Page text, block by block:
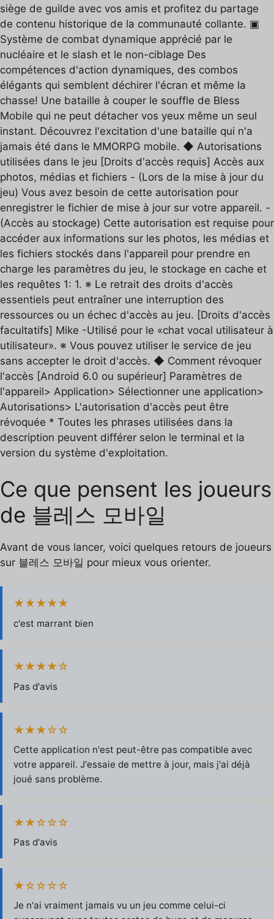
siège de guilde avec vos amis et profitez du partage
de contenu historique de la communauté collante. ▣
Système de combat dynamique apprécié par le
nucléaire et le slash et le non-ciblage Des
compétences d'action dynamiques, des combos
élégants qui semblent déchirer l'écran et même la
chasse! Une bataille à couper le souffle de Bless
Mobile qui ne peut détacher vos yeux même un seul
instant. Découvrez l'excitation d'une bataille qui n'a
jamais été dans le MMORPG mobile. ◆ Autorisations
utilisées dans le jeu [Droits d'accès requis] Accès aux
photos, médias et fichiers - (Lors de la mise à jour du
jeu) Vous avez besoin de cette autorisation pour
enregistrer le fichier de mise à jour sur votre appareil. -
(Accès au stockage) Cette autorisation est requise pour
accéder aux informations sur les photos, les médias et
les fichiers stockés dans l'appareil pour prendre en
charge les paramètres du jeu, le stockage en cache et
les requêtes 1: 1. ※ Le retrait des droits d'accès
essentiels peut entraîner une interruption des
ressources ou un échec d'accès au jeu. [Droits d'accès
facultatifs] Mike -Utilisé pour le «chat vocal utilisateur à
utilisateur». ※ Vous pouvez utiliser le service de jeu
sans accepter le droit d'accès. ◆ Comment révoquer
l'accès [Android 6.0 ou supérieur] Paramètres de
l'appareil> Application> Sélectionner une application>
Autorisations> L'autorisation d'accès peut être
révoquée * Toutes les phrases utilisées dans la
description peuvent différer selon le terminal et la
version du système d'exploitation.
Ce que pensent les joueurs
de 블레스 모바일
Avant de vous lancer, voici quelques retours de joueurs
sur 블레스 모바일 pour mieux vous orienter.
★★★★★
c'est marrant bien
★★★★☆
Pas d'avis
★★★☆☆
Cette application n'est peut-être pas compatible avec
votre appareil. J'essaie de mettre à jour, mais j'ai déjà
joué sans problème.
★★☆☆☆
Pas d'avis
★☆☆☆☆
Je n'ai vraiment jamais vu un jeu comme celui-ci